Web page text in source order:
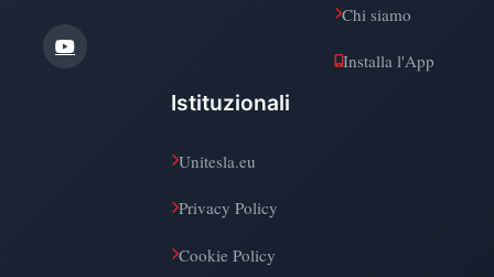
Chi siamo
Installa l'App
Istituzionali
Unitesla.eu
Privacy Policy
Cookie Policy